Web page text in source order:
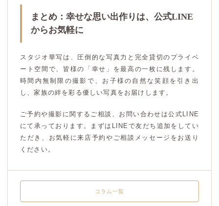
まとめ：幸せな思い出作りは、公式LINE
からお気軽に
スタジオ華写は、圧倒的な写真力と完全貸切のプライベ
ート空間で、皆様の「幸せ」を最高の一枚に残します。
時間内無制限の撮影で、お子様の自然な笑顔を引き出
し、家族の絆を彩る優しい写真をお届けします。
ご予約や撮影に関するご相談、お問い合わせは公式LINE
にて承っております。まずはLINEで友だち追加をしてい
ただき、お気軽に来店予約やご相談メッセージをお送り
ください。
コラム一覧